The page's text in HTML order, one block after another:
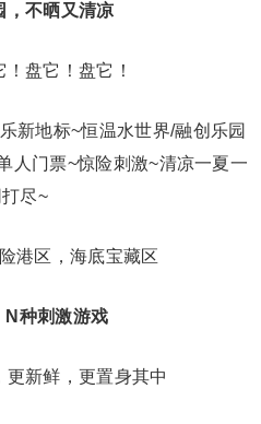
，不晒又清凉
盘它！盘它！
港区，海底宝藏区
N种刺激游戏
更新鲜，更置身其中